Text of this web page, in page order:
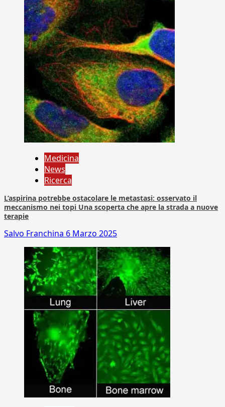
Medicina
News
Ricerca
L’aspirina potrebbe ostacolare le metastasi: osservato il
meccanismo nei topi Una scoperta che apre la strada a nuove
terapie
Salvo Franchina 6 Marzo 2025